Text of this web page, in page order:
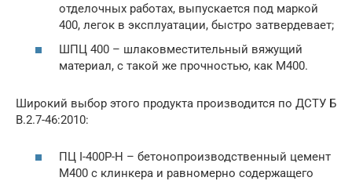
отделочных работах, выпускается под маркой
400, легок в эксплуатации, быстро затвердевает;
ШПЦ 400 – шлаковместительный вяжущий
материал, с такой же прочностью, как М400.
Широкий выбор этого продукта производится по ДСТУ Б
В.2.7-46:2010:
ПЦ I-400Р-Н – бетонопроизводственный цемент
М400 с клинкера и равномерно содержащего